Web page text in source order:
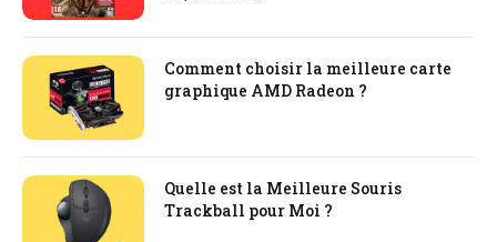
Comment choisir la meilleure carte
graphique AMD Radeon ?
Quelle est la Meilleure Souris
Trackball pour Moi ?